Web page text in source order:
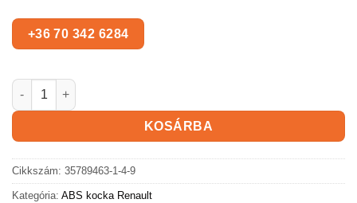
RENAULT THALIA ABS kocka mennyiség
KOSÁRBA
Cikkszám: 35789463-1-4-9
Kategória: ABS kocka Renault